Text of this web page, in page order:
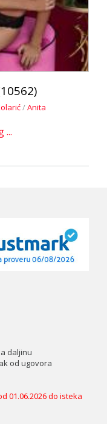
/Anita
...
daljinu
od ugovora
01.06.2026 do isteka